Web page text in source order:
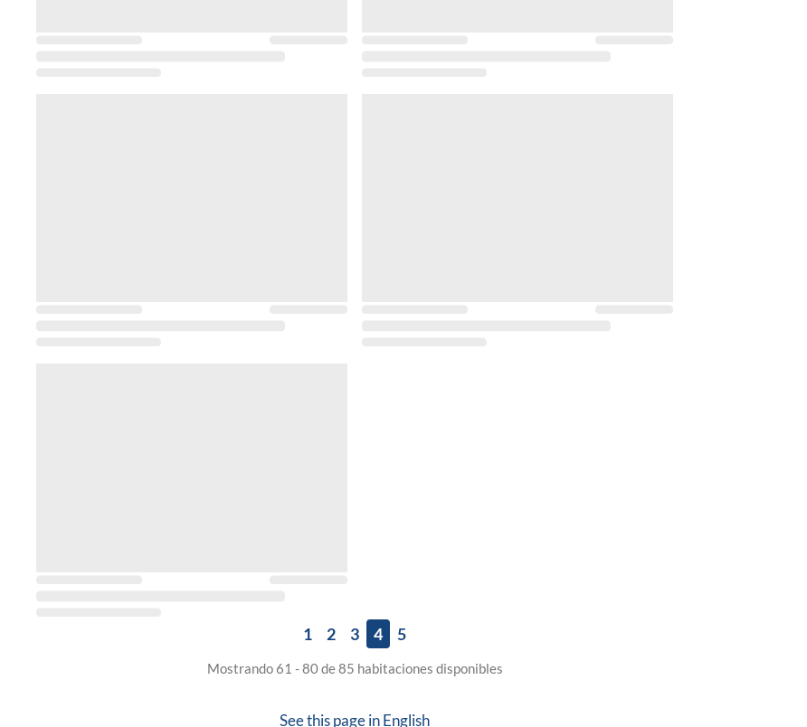
1 2 3 4 5
Mostrando 61 - 80 de 85 habitaciones disponibles
See this page inEnglish